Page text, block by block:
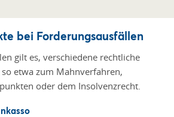
bei Forderungsausfällen
gilt es, verschiedene rechtliche
etwa zum Mahnverfahren,
oder dem Insolvenzrecht.